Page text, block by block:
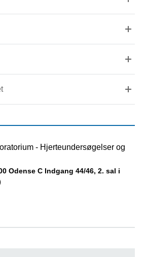
- Hjerteundersøgelser og
Odense C Indgang 44/46, 2. sal i